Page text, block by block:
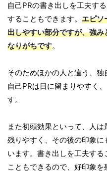
自己PRの書き出しを工夫す
することもできます。 エピソ
出しやすい部分ですが、強
なりがちです。
そのためほかの人と違う、
自己PRは目に留まりやすく
す。
また初頭効果といって、人
残りやすく、その後の印象
います。書き出しを工夫す
こともできるので、好印象